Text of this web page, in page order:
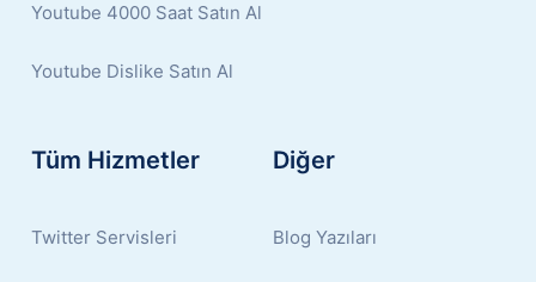
Youtube 4000 Saat Satın Al
Youtube Dislike Satın Al
Tüm Hizmetler
Twitter Servisleri
Diğer
Blog Yazıları